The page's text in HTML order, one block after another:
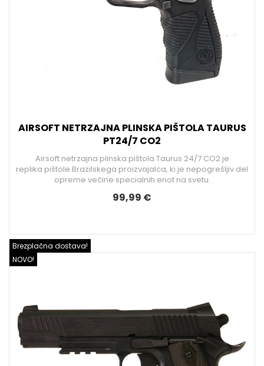
AIRSOFT NETRZAJNA PLINSKA PIŠTOLA TAURUS
PT24/7 CO2
Airsoft netrzajna plinska pištola Taurus 24/7 CO2 je
replika pištole Brazilskega proizvajalca, ki je nepogrešljiv del
opreme večine specialnih enot na svetu.
99,99 €
NOVO!
Brezplačna dostava!